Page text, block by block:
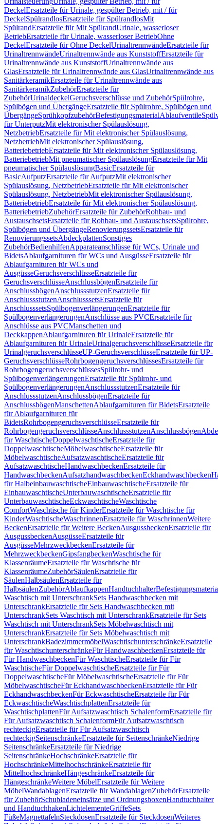
DeckelErsatzteile für Urinale, gespülter Betrieb, mit / für
DeckelSpülrandlosErsatzteile für SpülrandlosMit
SpülrandErsatzteile für Mit SpülrandUrinale, wasserloser
BetriebErsatzteile für Urinale, wasserloser BetriebOhne
DeckelErsatzteile für Ohne DeckelUrinaltrennwändeErsatzteile für
UrinaltrennwändeUrinaltrennwände aus KunststoffErsatzteile für
Urinaltrennwände aus KunststoffUrinaltrennwände aus
GlasErsatzteile für Urinaltrennwände aus GlasUrinaltrennwände aus
SanitärkeramikErsatzteile für Urinaltrennwände aus
SanitärkeramikZubehörErsatzteile für
ZubehörUrinaldeckelGeruchsverschlüsse und ZubehörSpülrohre,
Spülbögen und ÜbergängeErsatzteile für Spülrohre, Spülbögen und
ÜbergängeSprühkopfzubehörBefestigungsmaterialAblaufventile
für UnterputzMit elektronischer Spülauslösung,
NetzbetriebErsatzteile für Mit elektronischer Spülauslösung,
NetzbetriebMit elektronischer Spülauslösung,
BatteriebetriebErsatzteile für Mit elektronischer Spülauslösung,
BatteriebetriebMit pneumatischer SpülauslösungErsatzteile für Mit
pneumatischer SpülauslösungBasicErsatzteile für
BasicAufputzErsatzteile für AufputzMit elektronischer
Spülauslösung, NetzbetriebErsatzteile für Mit elektronischer
Spülauslösung, NetzbetriebMit elektronischer Spülauslösung,
BatteriebetriebErsatzteile für Mit elektronischer Spülauslösung,
BatteriebetriebZubehörErsatzteile für ZubehörRohbau- und
AustauschsetsErsatzteile für Rohbau- und AustauschsetsSpülrohre,
Spülbögen und ÜbergängeRenovierungssetsErsatzteile für
RenovierungssetsAbdeckplattenSonstiges
ZubehörBedienhilfenApparateanschlüsse für WCs, Urinale und
BidetsAblaufgarnituren für WCs und AusgüsseErsatzteile für
Ablaufgarnituren für WCs und
AusgüsseGeruchsverschlüsseErsatzteile für
GeruchsverschlüsseAnschlussbögenErsatzteile für
AnschlussbögenAnschlussstutzenErsatzteile für
AnschlussstutzenAnschlusssetsErsatzteile für
AnschlusssetsSpülbogenverlängerungenErsatzteile für
SpülbogenverlängerungenAnschlüsse aus PVCErsatzteile für
Anschlüsse aus PVCManschetten und
DeckkappenAblaufgarnituren für UrinaleErsatzteile für
Ablaufgarnituren für UrinaleUrinalgeruchsverschlüsseErsatzteile für
UrinalgeruchsverschlüsseUP-GeruchsverschlüsseErsatzteile für UP-
GeruchsverschlüsseRohrbogengeruchsverschlüssesErsatzteile für
RohrbogengeruchsverschlüssesSpülrohr- und
SpülbogenverlängerungenErsatzteile für Spülrohr- und
SpülbogenverlängerungenAnschlussstutzenErsatzteile für
AnschlussstutzenAnschlussbögenErsatzteile für
AnschlussbögenManschettenAblaufgarnituren für BidetsErsatzteile
für Ablaufgarnituren für
BidetsRohrbogengeruchsverschlüsseErsatzteile für
RohrbogengeruchsverschlüsseAnschlussstutzenAnschlussbögen
für WaschtischeDoppelwaschtischeErsatzteile für
DoppelwaschtischeMöbelwaschtischeErsatzteile für
MöbelwaschtischeAufsatzwaschtischeErsatzteile für
AufsatzwaschtischeHandwaschbeckenErsatzteile für
HandwaschbeckenAufsatzhandwaschbeckenEckhandwaschbecken
für HalbeinbauwaschtischeEinbauwaschtischeErsatzteile für
EinbauwaschtischeUnterbauwaschtischeErsatzteile für
UnterbauwaschtischeEckwaschtischeWaschtische
ComfortWaschtische für KinderErsatzteile für Waschtische für
KinderWaschtischeWaschrinnenErsatzteile für WaschrinnenWeitere
BeckenErsatzteile für Weitere BeckenAusgussbeckenErsatzteile für
AusgussbeckenAusgüsseErsatzteile für
AusgüsseMehrzweckbeckenErsatzteile für
MehrzweckbeckenGipsfangbeckenWaschtische für
KlassenräumeErsatzteile für Waschtische für
KlassenräumeZubehörSäulenErsatzteile für
SäulenHalbsäulenErsatzteile für
HalbsäulenZubehörAblaufkappenHandtuchhalter
Waschtisch mit UnterschrankSets Handwaschbecken mit
UnterschrankErsatzteile für Sets Handwaschbecken mit
UnterschrankSets Waschtisch mit UnterschrankErsatzteile für Sets
Waschtisch mit UnterschrankSets Möbelwaschtisch mit
UnterschrankErsatzteile für Sets Möbelwaschtisch mit
UnterschrankBadezimmermöbelWaschtischunterschränkeErsatzteile
für WaschtischunterschränkeFür HandwaschbeckenErsatzteile für
Für HandwaschbeckenFür WaschtischeErsatzteile für Für
WaschtischeFür DoppelwaschtischeErsatzteile für Für
DoppelwaschtischeFür MöbelwaschtischeErsatzteile für Für
MöbelwaschtischeFür EckhandwaschbeckenErsatzteile für Für
EckhandwaschbeckenFür EckwaschtischeErsatzteile für Für
EckwaschtischeWaschtischplattenErsatzteile für
WaschtischplattenFür Aufsatzwaschtisch SchalenformErsatzteile für
Für Aufsatzwaschtisch SchalenformFür Aufsatzwaschtisch
rechteckigErsatzteile für Für Aufsatzwaschtisch
rechteckigSeitenschränkeErsatzteile für SeitenschränkeNiedrige
SeitenschränkeErsatzteile für Niedrige
SeitenschränkeHochschränkeErsatzteile für
HochschränkeMittelhochschränkeErsatzteile für
MittelhochschränkeHängeschränkeErsatzteile für
HängeschränkeWeitere MöbelErsatzteile für Weitere
MöbelWandablagenErsatzteile für WandablagenZubehörErsatzteile
für ZubehörSchubladeneinsätze und OrdnungsboxenHandtuchhalter
und HandtuchhakenLichtelementeGriffeSets
FüßeMagnettafelnSteckdosenErsatzteile für SteckdosenWeiteres